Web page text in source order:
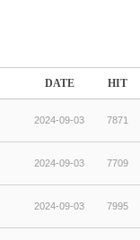
DATE HIT
2024-09-03 7871
2024-09-03 7709
2024-09-03 7995